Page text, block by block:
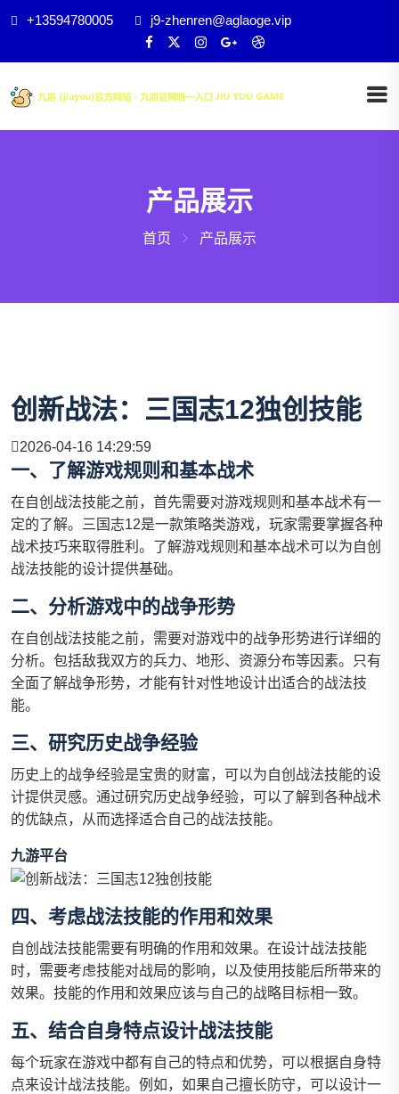
+13594780005 j9-zhenren@aglaoge.vip
产品展示
首页 产品展示
创新战法：三国志12独创技能
2026-04-16 14:29:59
一、了解游戏规则和基本战术
在自创战法技能之前，首先需要对游戏规则和基本战术有一
定的了解。三国志12是一款策略类游戏，玩家需要掌握各种
战术技巧来取得胜利。了解游戏规则和基本战术可以为自创
战法技能的设计提供基础。
二、分析游戏中的战争形势
在自创战法技能之前，需要对游戏中的战争形势进行详细的
分析。包括敌我双方的兵力、地形、资源分布等因素。只有
全面了解战争形势，才能有针对性地设计出适合的战法技
能。
三、研究历史战争经验
历史上的战争经验是宝贵的财富，可以为自创战法技能的设
计提供灵感。通过研究历史战争经验，可以了解到各种战术
的优缺点，从而选择适合自己的战法技能。
九游平台
四、考虑战法技能的作用和效果
自创战法技能需要有明确的作用和效果。在设计战法技能
时，需要考虑技能对战局的影响，以及使用技能后所带来的
效果。技能的作用和效果应该与自己的战略目标相一致。
五、结合自身特点设计战法技能
每个玩家在游戏中都有自己的特点和优势，可以根据自身特
点来设计战法技能。例如，如果自己擅长防守，可以设计一